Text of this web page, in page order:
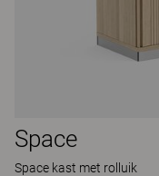
Space
Space kast met rolluik